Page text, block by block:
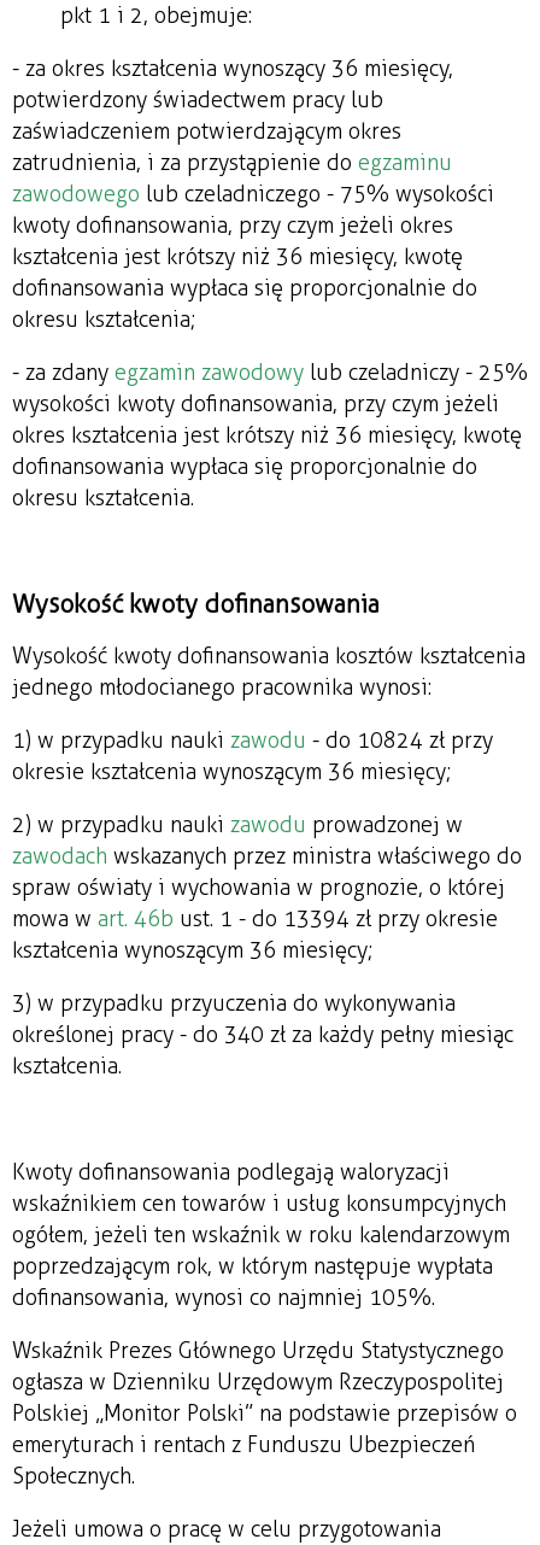
pkt 1 i 2, obejmuje:
- za okres kształcenia wynoszący 36 miesięcy,
potwierdzony świadectwem pracy lub
zaświadczeniem potwierdzającym okres
zatrudnienia, i za przystąpienie do egzaminu
zawodowego lub czeladniczego - 75% wysokości
kwoty dofinansowania, przy czym jeżeli okres
kształcenia jest krótszy niż 36 miesięcy, kwotę
dofinansowania wypłaca się proporcjonalnie do
okresu kształcenia;
- za zdany egzamin zawodowy lub czeladniczy - 25%
wysokości kwoty dofinansowania, przy czym jeżeli
okres kształcenia jest krótszy niż 36 miesięcy, kwotę
dofinansowania wypłaca się proporcjonalnie do
okresu kształcenia.
Wysokość kwoty dofinansowania
Wysokość kwoty dofinansowania kosztów kształcenia
jednego młodocianego pracownika wynosi:
1) w przypadku nauki zawodu - do 10 824 zł przy
okresie kształcenia wynoszącym 36 miesięcy;
2) w przypadku nauki zawodu prowadzonej w
zawodach wskazanych przez ministra właściwego do
spraw oświaty i wychowania w prognozie, o której
mowa w art. 46b ust. 1 - do 13 394 zł przy okresie
kształcenia wynoszącym 36 miesięcy;
3) w przypadku przyuczenia do wykonywania
określonej pracy - do 340 zł za każdy pełny miesiąc
kształcenia.
Kwoty dofinansowania podlegają waloryzacji
wskaźnikiem cen towarów i usług konsumpcyjnych
ogółem, jeżeli ten wskaźnik w roku kalendarzowym
poprzedzającym rok, w którym następuje wypłata
dofinansowania, wynosi co najmniej 105%.
Wskaźnik Prezes Głównego Urzędu Statystycznego
ogłasza w Dzienniku Urzędowym Rzeczypospolitej
Polskiej „Monitor Polski” na podstawie przepisów o
emeryturach i rentach z Funduszu Ubezpieczeń
Społecznych.
Jeżeli umowa o pracę w celu przygotowania